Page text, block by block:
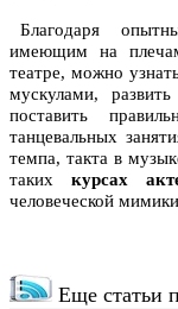
Благодаря
имеющим на
театре, можно
мускулами,
поставить
танцевальных
темпа, такта в
таких курсах
человеческой
Еще статьи